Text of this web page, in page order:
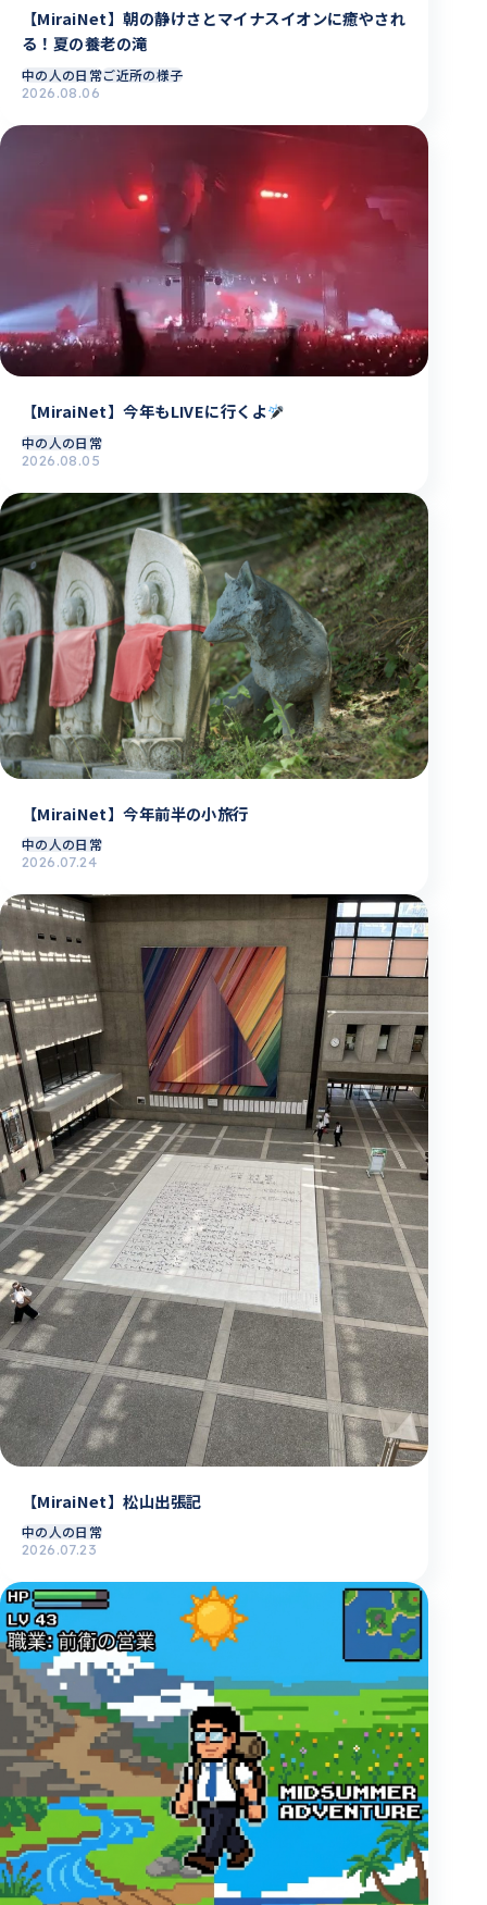
【MiraiNet】朝の静けさとマイナスイオンに癒やされ
る！夏の養老の滝
中の人の日常ご近所の様子
2026.08.06
【MiraiNet】今年もLIVEに行くよ
中の人の日常
2026.08.05
【MiraiNet】今年前半の小旅行
中の人の日常
2026.07.24
【MiraiNet】松山出張記
中の人の日常
2026.07.23